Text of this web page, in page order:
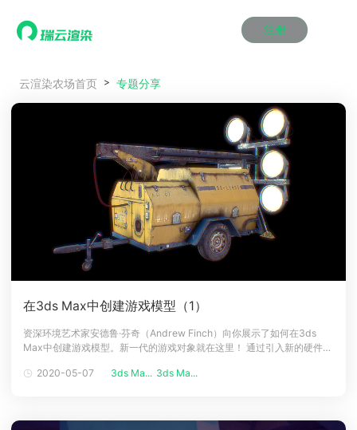
注册
效果图渲染
云渲染管理系统
瑞兔百宝箱
AI视频插帧
效果图渲染
云渲染管理系统
瑞兔百宝箱
AI视频插帧
效果图渲染
云渲染管理系统
瑞兔百宝箱
AI视频插帧
效果图渲染
云渲染管理系统
瑞兔百宝箱
AI视频插帧
效果图渲染
云渲染管理系统
瑞兔百宝箱
AI视频插帧
效果图渲染
云渲染管理系统
瑞兔百宝箱
AI视频插帧
Maya云渲染方案
Cinema 4D云渲染方案
Blender 云渲染方案
Maya AI渲染方案
Maya云渲染方案
Cinema 4D云渲染方案
Blender 云渲染方案
Maya AI渲染方案
Maya云渲染方案
Cinema 4D云渲染方案
Blender 云渲染方案
Maya AI渲染方案
Maya云渲染方案
Cinema 4D云渲染方案
Blender 云渲染方案
Maya AI渲染方案
Maya云渲染方案
Cinema 4D云渲染方案
Blender 云渲染方案
Maya AI渲染方案
Maya云渲染方案
Cinema 4D云渲染方案
Blender 云渲染方案
Maya AI渲染方案
效果图价格
云制作价格
效果图价格
云制作价格
效果图价格
云制作价格
效果图价格
云制作价格
效果图价格
云制作价格
效果图价格
云制作价格
资讯&赛事
新闻资讯
渲染百科
渲染大赛
泛CG交流会
新闻资讯
渲染百科
渲染大赛
泛CG交流会
新闻资讯
渲染百科
渲染大赛
泛CG交流会
新闻资讯
渲染百科
渲染大赛
泛CG交流会
新闻资讯
渲染百科
渲染大赛
泛CG交流会
新闻资讯
渲染百科
渲染大赛
泛CG交流会
特惠专区
教育优惠
教育优惠
教育优惠
教育优惠
教育优惠
教育优惠
关于我们
下载
云渲染农场首页 专题分享
在3ds Max中创建游戏模型（1）
资深环境艺术家安德鲁·芬奇（Andrew Finch）向你展示了如何在3ds
Max中创建游戏模型。新一代的游戏对象就在这里！ 通过引入新的硬件如
和真实性都采取巨大的飞跃。 游戏工作室具有可用的硬件，以便他们比以
2020-05-07 3ds Ma... 3ds Ma...